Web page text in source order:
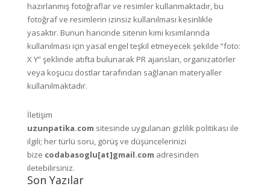
hazırlanmış fotoğraflar ve resimler kullanmaktadır, bu
fotoğraf ve resimlerin izinsiz kullanılması kesinlikle
yasaktır. Bunun haricinde sitenin kimi kısımlarında
kullanılması için yasal engel teşkil etmeyecek şekilde “foto:
X Y” şeklinde atıfta bulunarak PR ajansları, organizatörler
veya koşucu dostlar tarafından sağlanan materyaller
kullanılmaktadır.
İletişim
uzunpatika.com sitesinde uygulanan gizlilik politikası ile
ilgili; her türlü soru, görüş ve düşüncelerinizi
bize codabasoglu[at]gmail.com adresinden
iletebilirsiniz.
Son Yazılar